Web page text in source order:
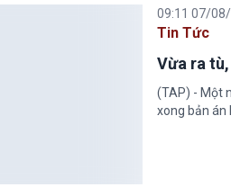
09:11 07/
Tin Tức
Vừa ra
(TAP) - Một
xong bản án